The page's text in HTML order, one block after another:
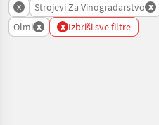
x Strojevi Za Vinogradarstvo x
Olmi x x Izbriši sve filtre